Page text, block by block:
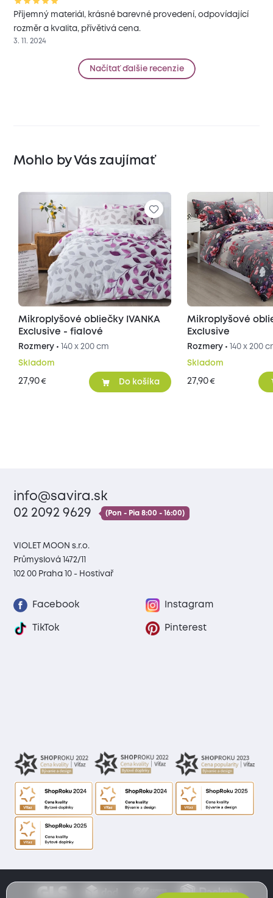
Příjemný materiál, krásné barevné provedení, odpovídající
rozměr a kvalita, přívětivá cena.
3. 11. 2024
Načítať ďalšie recenzie
Mohlo by Vás zaujímať
Mikroplyšové obliečky IVANKA
Exclusive - fialové
Rozmery • 140 x 200 cm
Skladom
27,90€ Do košíka
Mikroplyšové
Exclusive
Rozmery • 140 x 200
Skladom
27,90€
info@savira.sk
02 2092 9629
(Pon - Pia 8:00 - 16:00)
VIOLET MOON s.r.o.
Průmyslová 1472/11
102 00 Praha 10 - Hostivař
Facebook Instagram
TikTok Pinterest